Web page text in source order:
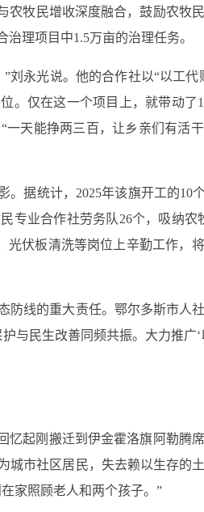
农牧民增收深度融合，鼓励农牧
理项目中1.5万亩的治理任务。
刘永光说。他的合作社以“以工代
。仅在这一个项目上，就带动了
天能挣两三百，让乡亲们有活
据统计，2025年该旗开工的10
业合作社劳务队26个，吸纳农
光伏板清洗等岗位上辛勤工作，
线的重大责任。鄂尔多斯市人
与民生改善同频共振。大力推广‘
忆起刚搬迁到伊金霍洛旗阿勒腾
城市社区居民，失去赖以生存的
家照顾老人和两个孩子。”